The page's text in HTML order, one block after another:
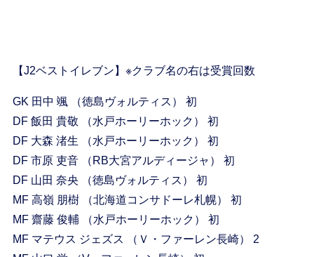
【J2ベストイレブン】※クラブ名の右は受賞回数
GK 田中 颯 （徳島ヴォルティス） 初
DF 飯田 貴敬 （水戸ホーリーホック） 初
DF 大森 渚生 （水戸ホーリーホック） 初
DF 市原 吏音 （RB大宮アルディージャ） 初
DF 山田 奈央 （徳島ヴォルティス） 初
MF 高嶺 朋樹 （北海道コンサドーレ札幌） 初
MF 齋藤 俊輔 （水戸ホーリーホック） 初
MF マテウス ジェズス （Ｖ・ファーレン長崎） 2